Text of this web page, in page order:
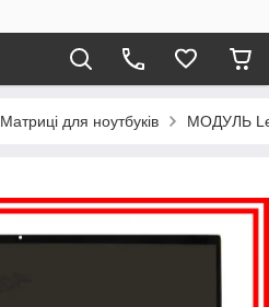
Матриці для ноутбуків МОДУЛЬ